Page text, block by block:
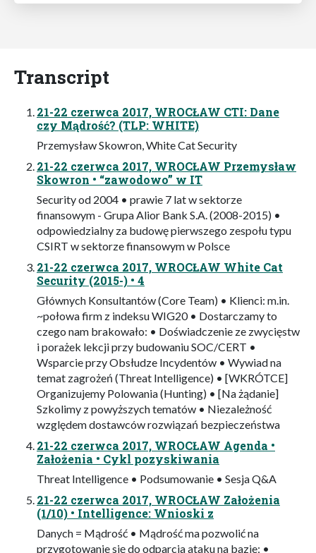
Transcript
21-22 czerwca 2017, WROCŁAW CTI: Dane
czy Mądrość? (TLP: WHITE)
Przemysław Skowron, White Cat Security
21-22 czerwca 2017, WROCŁAW Przemysław
Skowron • “zawodowo” w IT
Security od 2004 • prawie 7 lat w sektorze
finansowym - Grupa Alior Bank S.A. (2008-2015) •
odpowiedzialny za budowę pierwszego zespołu typu
CSIRT w sektorze finansowym w Polsce
21-22 czerwca 2017, WROCŁAW White Cat
Security (2015-) • 4
Głównych Konsultantów (Core Team) • Klienci: m.in.
~połowa firm z indeksu WIG20 • Dostarczamy to
czego nam brakowało: • Doświadczenie ze zwycięstw
i porażek lekcji przy budowaniu SOC/CERT •
Wsparcie przy Obsłudze Incydentów • Wywiad na
temat zagrożeń (Threat Intelligence) • [WKRÓTCE]
Organizujemy Polowania (Hunting) • [Na żądanie]
Szkolimy z powyższych tematów • Niezależność
względem dostawców rozwiązań bezpieczeństwa
21-22 czerwca 2017, WROCŁAW Agenda •
Założenia • Cykl pozyskiwania
Threat Intelligence • Podsumowanie • Sesja Q&A
21-22 czerwca 2017, WROCŁAW Założenia
(1/10) • Intelligence: Wnioski z
Danych = Mądrość • Mądrość ma pozwolić na
przygotowanie się do odparcia ataku na bazie: •